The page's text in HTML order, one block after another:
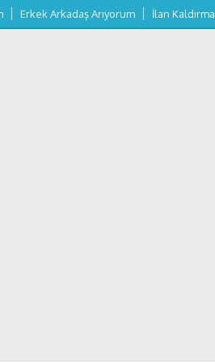
Erkek Arkadaş Arıyorum İlan Kaldırma